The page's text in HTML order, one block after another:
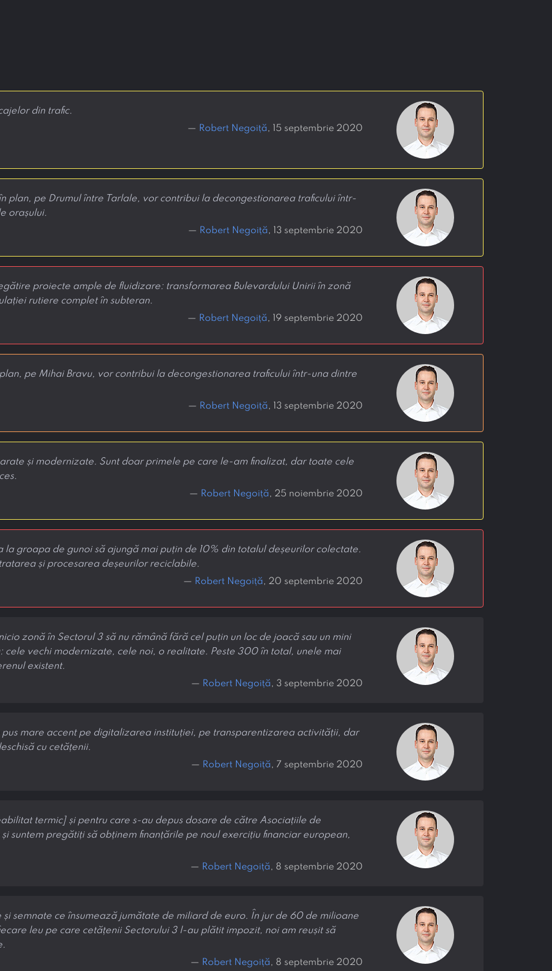
din trafic.
— Robert Negoiță, 15 septembrie 2020
plan, pe Drumul între Tarlale, vor contribui la decongestionarea traficului într-
orașului.
— Robert Negoiță, 13 septembrie 2020
proiecte ample de fluidizare: transformarea Bulevardului Unirii în zonă
rutiere complet în subteran.
— Robert Negoiță, 19 septembrie 2020
pe Mihai Bravu, vor contribui la decongestionarea traficului într-una dintre
— Robert Negoiță, 13 septembrie 2020
și modernizate. Sunt doar primele pe care le-am finalizat, dar toate cele
— Robert Negoiță, 25 noiembrie 2020
la groapa de gunoi să ajungă mai puțin de 10% din totalul deșeurilor colectate.
și procesarea deșeurilor reciclabile.
— Robert Negoiță, 20 septembrie 2020
zonă în Sectorul 3 să nu rămână fără cel puțin un loc de joacă sau un mini
cele vechi modernizate, cele noi, o realitate. Peste 300 în total, unele mai
existent.
— Robert Negoiță, 3 septembrie 2020
mare accent pe digitalizarea instituției, pe transparentizarea activității, dar
cu cetățenii.
— Robert Negoiță, 7 septembrie 2020
termic] și pentru care s-au depus dosare de către Asociațiile de
suntem pregătiți să obținem finanțările pe noul exercițiu financiar european,
— Robert Negoiță, 8 septembrie 2020
semnate ce însumează jumătate de miliard de euro. În jur de 60 de milioane
leu pe care cetățenii Sectorului 3 l-au plătit impozit, noi am reușit să
— Robert Negoiță, 8 septembrie 2020